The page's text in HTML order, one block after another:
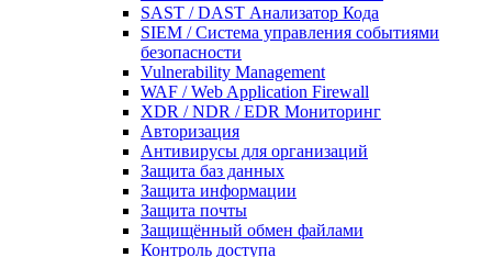
SAST / DAST Анализатор Кода
SIEM / Система управления событиями
безопасности
Vulnerability Management
WAF / Web Application Firewall
XDR / NDR / EDR Мониторинг
Авторизация
Антивирусы для организаций
Защита баз данных
Защита информации
Защита почты
Защищённый обмен файлами
Контроль доступа